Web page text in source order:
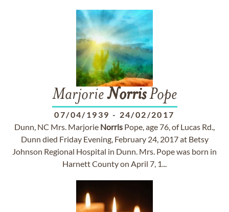
MarjorieNorrisPope
07/04/1939 - 24/02/2017
Dunn, NC Mrs. Marjorie Norris Pope, age 76, of Lucas Rd.,
Dunn died Friday Evening, February 24, 2017 at Betsy
Johnson Regional Hospital in Dunn. Mrs. Pope was born in
Harnett County on April 7, 1...